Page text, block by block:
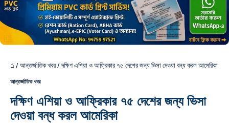
⌂ / আন্তর্জাতিক খবর /দক্ষিণ এশিয়া ও আফ্রিকার ৭৫ দেশের জন্য ভিসা দেওয়া বন্ধ করল আমেরিকা
আন্তর্জাতিক খবর
দক্ষিণ এশিয়া ও আফ্রিকার ৭৫ দেশের জন্য ভিসা
দেওয়া বন্ধ করল আমেরিকা